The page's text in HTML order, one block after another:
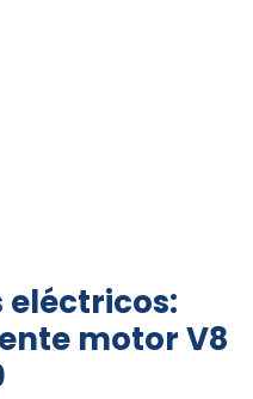
eléctricos:
motor V8